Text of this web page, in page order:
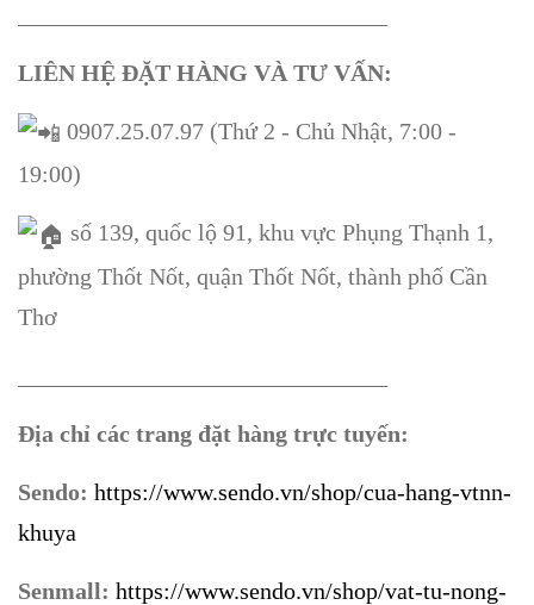
LIÊN HỆ ĐẶT HÀNG VÀ TƯ VẤN:
0907.25.07.97 (Thứ 2 - Chủ Nhật, 7:00 -
19:00)
số 139, quốc lộ 91, khu vực Phụng Thạnh 1,
phường Thốt Nốt, quận Thốt Nốt, thành phố Cần
Thơ
Địa chỉ các trang đặt hàng trực tuyến:
Sendo: https://www.sendo.vn/shop/cua-hang-vtnn-
khuya
Senmall: https://www.sendo.vn/shop/vat-tu-nong-